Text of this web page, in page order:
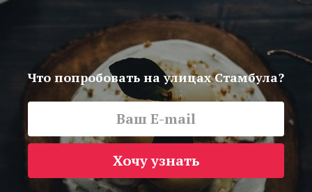
Что попробовать на улицах Стамбула?
Хочу узнать